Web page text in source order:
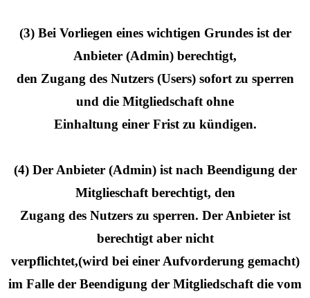
(3) Bei Vorliegen eines wichtigen Grundes ist der
Anbieter (Admin) berechtigt,
den Zugang des Nutzers (Users) sofort zu sperren
und die Mitgliedschaft ohne
Einhaltung einer Frist zu kündigen.
(4) Der Anbieter (Admin) ist nach Beendigung der
Mitglieschaft berechtigt, den
Zugang des Nutzers zu sperren. Der Anbieter ist
berechtigt aber nicht
verpflichtet,(wird bei einer Aufvorderung gemacht)
im Falle der Beendigung der Mitgliedschaft die vom